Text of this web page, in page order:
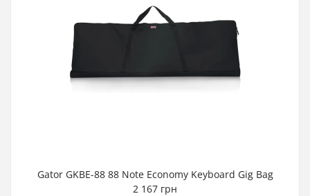
Gator GKBE-88 88 Note Economy Keyboard Gig Bag
2 167 грн